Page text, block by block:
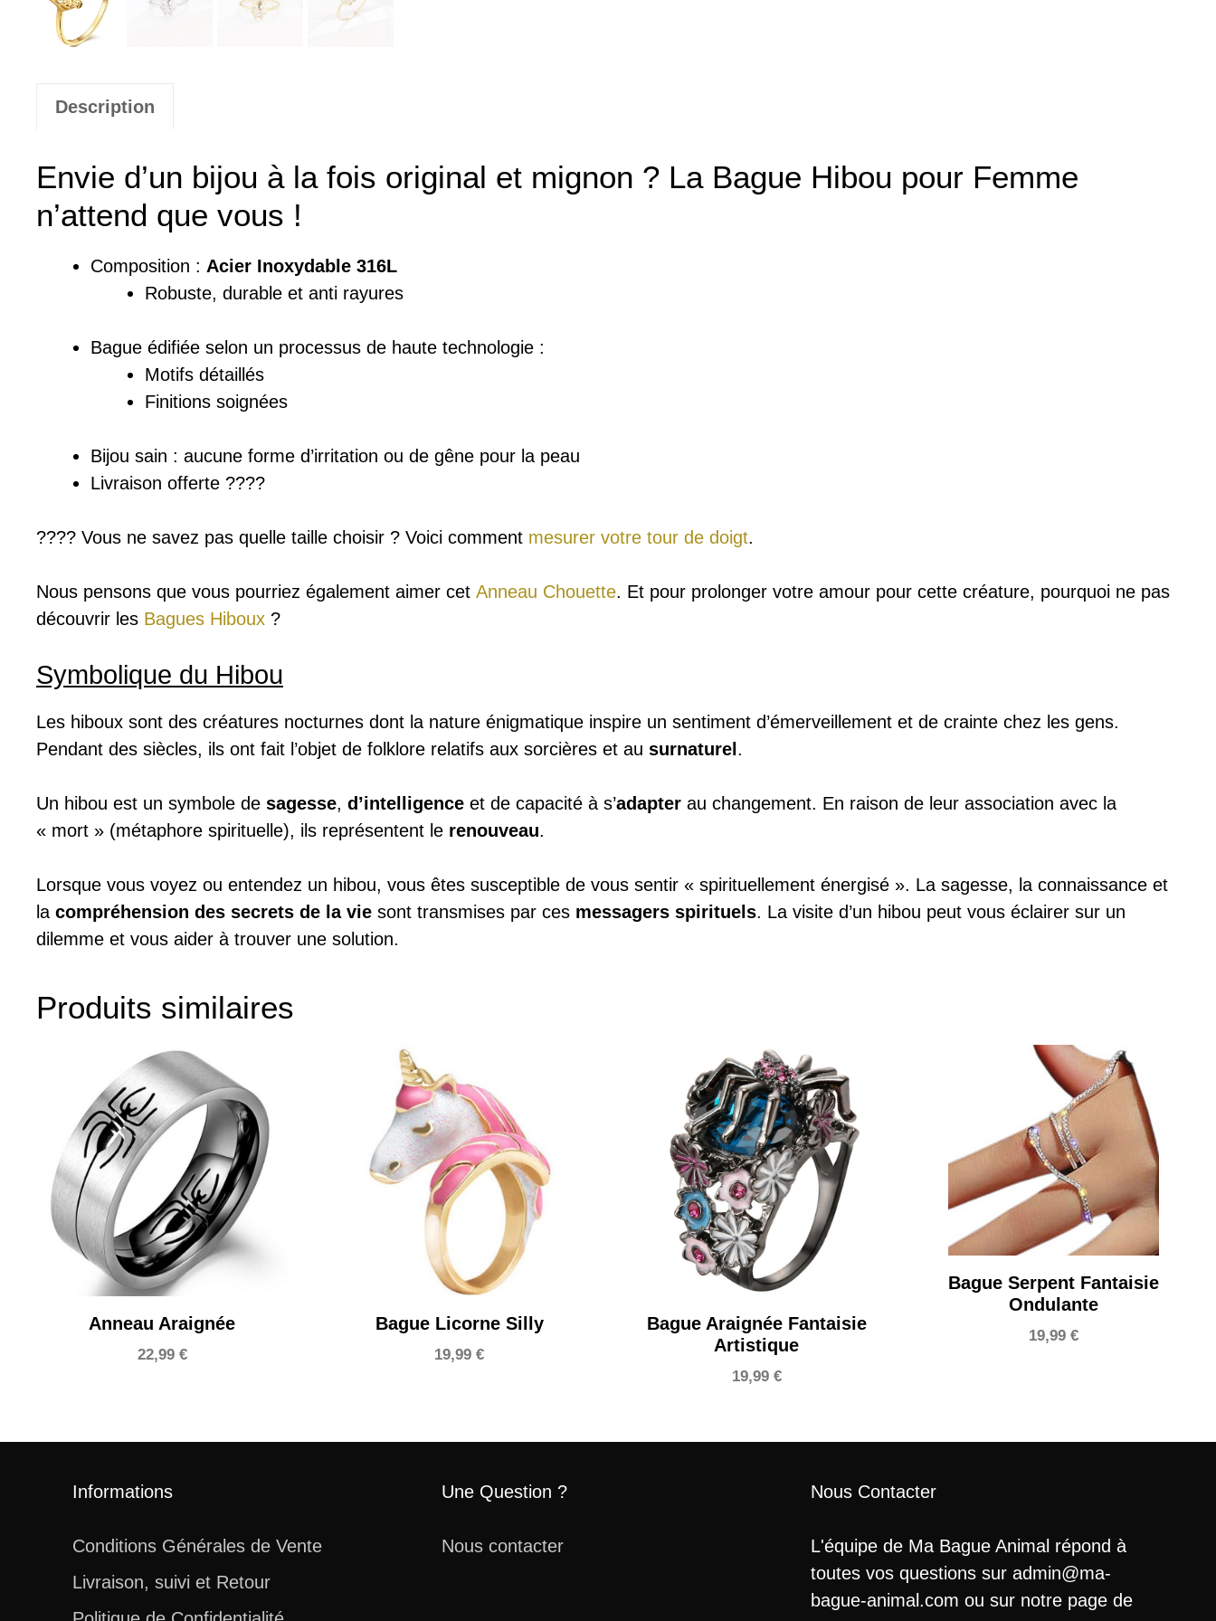
Description
Envie d’un bijou à la fois original et mignon ? La Bague Hibou pour Femme
n’attend que vous !
Composition : Acier Inoxydable 316L
Robuste, durable et anti rayures
Bague édifiée selon un processus de haute technologie :
Motifs détaillés
Finitions soignées
Bijou sain : aucune forme d’irritation ou de gêne pour la peau
Livraison offerte ????
???? Vous ne savez pas quelle taille choisir ? Voici comment mesurer votre tour de doigt.
Nous pensons que vous pourriez également aimer cet Anneau Chouette. Et pour prolonger votre amour pour cette créature, pourquoi ne pas
découvrir les Bagues Hiboux ?
Symbolique du Hibou
Les hiboux sont des créatures nocturnes dont la nature énigmatique inspire un sentiment d’émerveillement et de crainte chez les gens.
Pendant des siècles, ils ont fait l’objet de folklore relatifs aux sorcières et au surnaturel .
Un hibou est un symbole de sagesse, d’intelligence et de capacité à s’adapter au changement. En raison de leur association avec la
« mort » (métaphore spirituelle), ils représentent le renouveau.
Lorsque vous voyez ou entendez un hibou, vous êtes susceptible de vous sentir « spirituellement énergisé ». La sagesse, la connaissance et
la compréhension des secrets de la vie sont transmises par ces messagers spirituels. La visite d’un hibou peut vous éclairer sur un
dilemme et vous aider à trouver une solution.
Produits similaires
Anneau Araignée
22,99 €
Bague Licorne Silly
19,99€
Bague Araignée Fantaisie
Artistique
19,99 €
Bague Serpent Fantaisie
Ondulante
19,99€
Informations
Conditions Générales de Vente
Livraison, suivi et Retour
Une Question ?
Nous contacter
Nous Contacter
L'équipe de Ma Bague Animal répond à
toutes vos questions sur admin@ma-
bague-animal.com ou sur notre page de